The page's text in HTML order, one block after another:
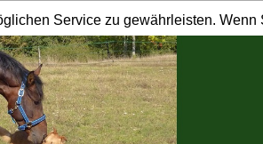
Service zu gewährleisten.